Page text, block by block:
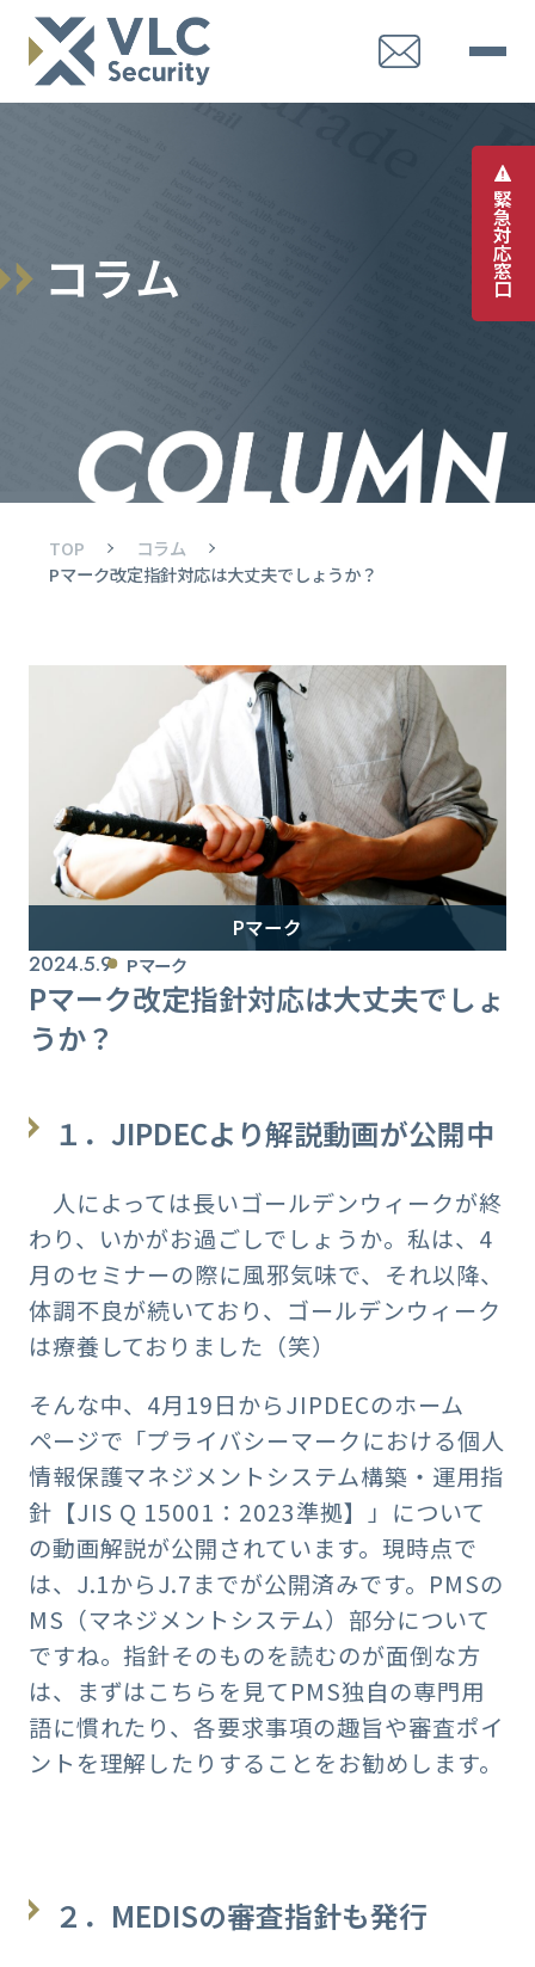
緊
急
対
応
窓
口
コラム
TOP
コラム
Pマーク改定指針対応は大丈夫でしょうか？
Pマーク
2024.5.9 Pマーク
Pマーク改定指針対応は大丈夫でしょ
うか？
１．JIPDECより解説動画が公開中
人によっては長いゴールデンウィークが終
わり、いかがお過ごしでしょうか。私は、4
月のセミナーの際に風邪気味で、それ以降、
体調不良が続いており、ゴールデンウィーク
は療養しておりました（笑）
そんな中、4月19日からJIPDECのホーム
ページで「プライバシーマークにおける個人
情報保護マネジメントシステム構築・運用指
針【JIS Q 15001：2023準拠】」について
の動画解説が公開されています。現時点で
は、J.1からJ.7までが公開済みです。PMSの
MS（マネジメントシステム）部分について
ですね。指針そのものを読むのが面倒な方
は、まずはこちらを見てPMS独自の専門用
語に慣れたり、各要求事項の趣旨や審査ポイ
ントを理解したりすることをお勧めします。
２．MEDISの審査指針も発行